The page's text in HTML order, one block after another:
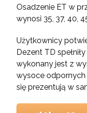
Osadzenie ET w
wynosi 35, 37, 40,
Użytkownicy
Dezent TD
wykonany jest z
wysoce odpornych
się prezentują w